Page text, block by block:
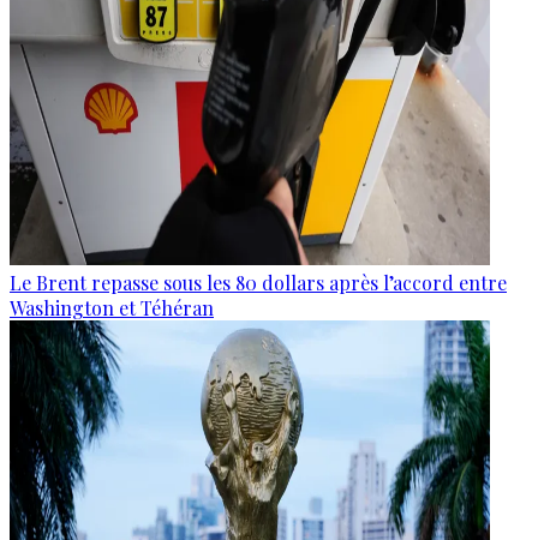
Le Brent repasse sous les 80 dollars après l’accord entre
Washington et Téhéran